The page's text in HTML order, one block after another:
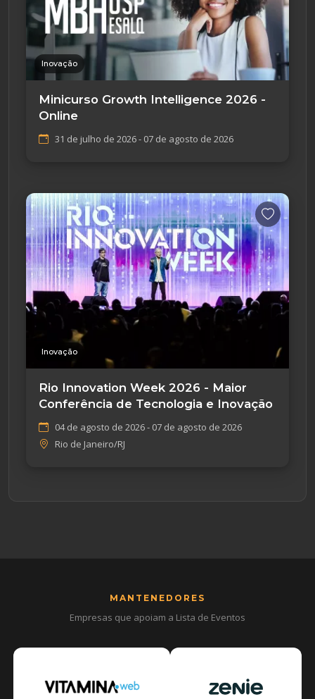
Inovação
Minicurso Growth Intelligence 2026 -
Online
31 de julho de 2026 - 07 de agosto de 2026
Inovação
Rio Innovation Week 2026 - Maior
Conferência de Tecnologia e Inovação
04 de agosto de 2026 - 07 de agosto de 2026
Rio de Janeiro/RJ
MANTENEDORES
Empresas que apoiam a Lista de Eventos